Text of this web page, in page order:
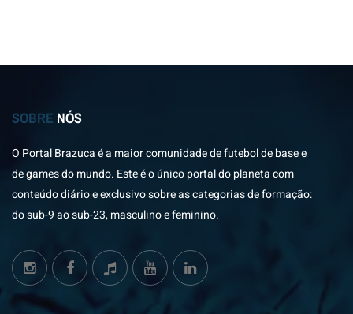
SOBRE NÓS
O Portal Brazuca é a maior comunidade de futebol de base e
de games do mundo. Este é o único portal do planeta com
conteúdo diário e exclusivo sobre as categorias de formação:
do sub-9 ao sub-23, masculino e feminino.